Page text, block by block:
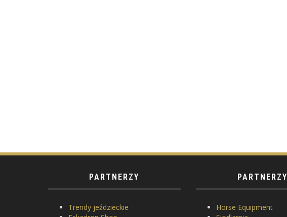
PARTNERZY
Trendy jeździeckie
PARTNERZY
Horse Equipment